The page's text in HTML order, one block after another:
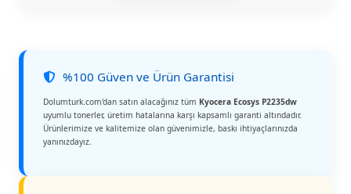
%100 Güven ve Ürün Garantisi
Dolumturk.com'dan satın alacağınız tüm Kyocera Ecosys P2235dw
uyumlu tonerler, üretim hatalarına karşı kapsamlı garanti altındadır.
Ürünlerimize ve kalitemize olan güvenimizle, baskı ihtiyaçlarınızda
yanınızdayız.